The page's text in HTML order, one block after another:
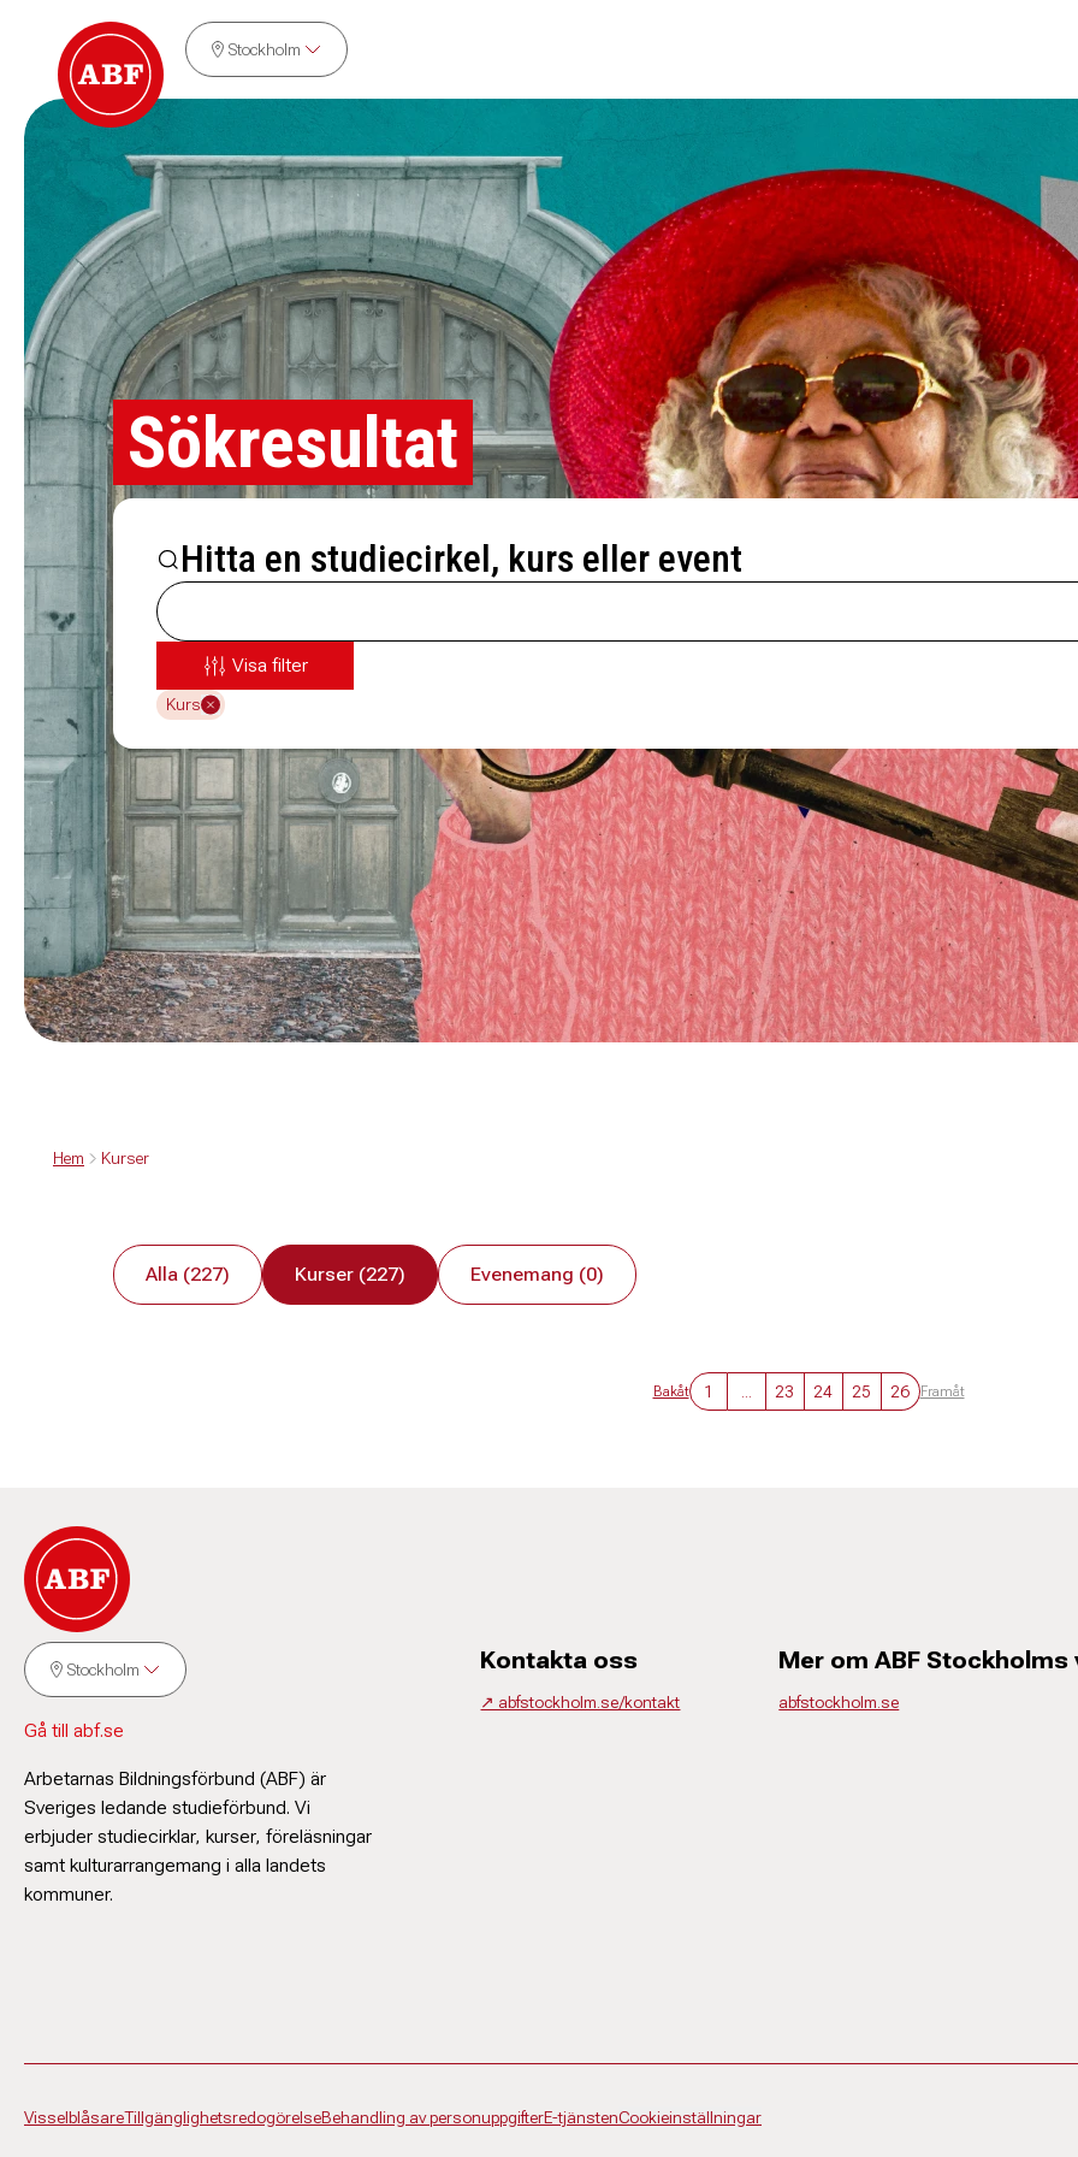
Stockholm
Sökresultat
Hitta en studiecirkel, kurs eller event
Visa filter
Kurs
Hem Kurser
Alla (227) Kurser (227) Evenemang (0)
Bakåt 1 23 24 25 26 Framåt
Stockholm
Gå till abf.se
Arbetarnas Bildningsförbund (ABF) är
Sveriges ledande studieförbund. Vi
erbjuder studiecirklar, kurser, föreläsningar
samt kulturarrangemang i alla landets
kommuner.
Kontakta oss
↗️ abfstockholm.se/kontakt
Mer om ABF
abfstockholm.se
VisselblåsareTillgänglighetsredogörelseBehandling av personuppgifterE-tjänstenCookieinställningar